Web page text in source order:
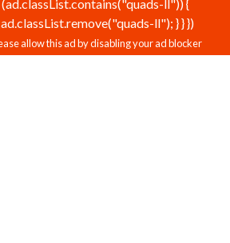
(ad.classList.contains("quads-ll")) {
ad.classList.remove("quads-ll"); } } });